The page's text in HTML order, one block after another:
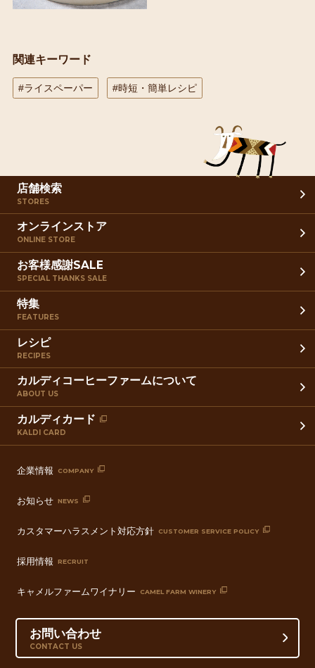
関連キーワード
#ライスペーパー #時短・簡単レシピ
店舗検索
STORES
オンラインストア
ONLINE STORE
お客様感謝SALE
SPECIAL THANKS SALE
特集
FEATURES
レシピ
RECIPES
カルディコーヒーファームについて
ABOUT US
カルディカード
KALDI CARD
企業情報 COMPANY
お知らせ NEWS
カスタマーハラスメント対応方針 CUSTOMER SERVICE POLICY
採用情報 RECRUIT
キャメルファームワイナリー CAMEL FARM WINERY
お問い合わせ
CONTACT US